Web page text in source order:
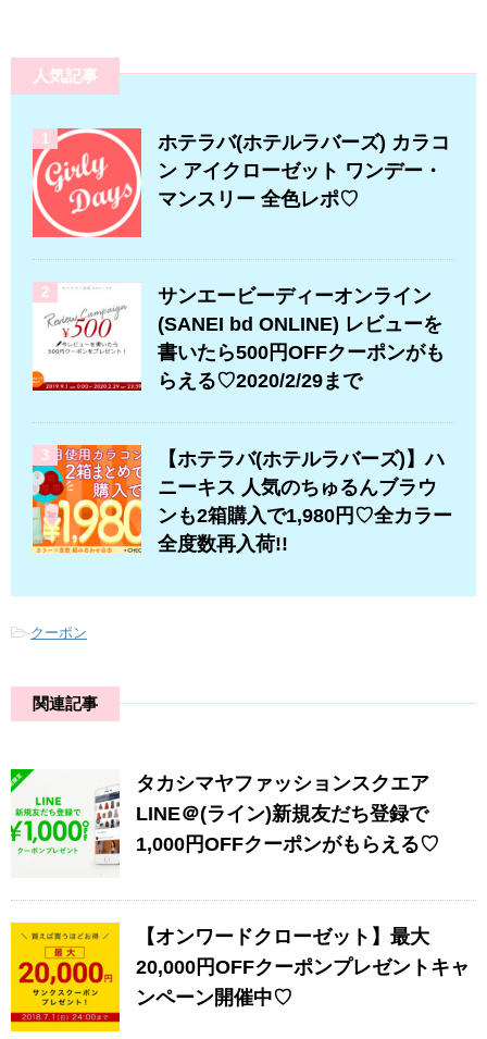
人気記事
1
ホテラバ(ホテルラバーズ) カラコ
ン アイクローゼット ワンデー・
マンスリー 全色レポ♡
2
サンエービーディーオンライン
(SANEI bd ONLINE) レビューを
書いたら500円OFFクーポンがも
らえる♡2020/2/29まで
3
【ホテラバ(ホテルラバーズ)】ハ
ニーキス 人気のちゅるんブラウ
ンも2箱購入で1,980円♡全カラー
全度数再入荷!!
-クーポン
関連記事
タカシマヤファッションスクエア
LINE＠(ライン)新規友だち登録で
1,000円OFFクーポンがもらえる♡
【オンワードクローゼット】最大
20,000円OFFクーポンプレゼントキャ
ンペーン開催中♡